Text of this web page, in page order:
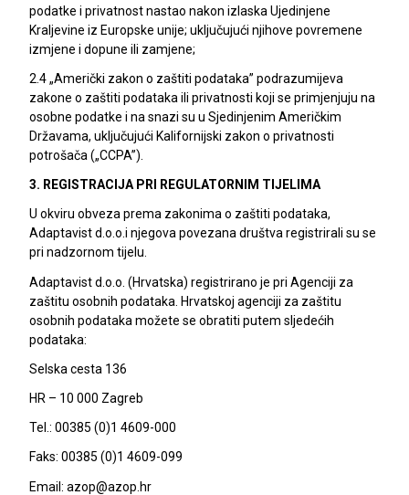
podatke i privatnost nastao nakon izlaska Ujedinjene
Kraljevine iz Europske unije; uključujući njihove povremene
izmjene i dopune ili zamjene;
2.4 „Američki zakon o zaštiti podataka” podrazumijeva
zakone o zaštiti podataka ili privatnosti koji se primjenjuju na
osobne podatke i na snazi su u Sjedinjenim Američkim
Državama, uključujući Kalifornijski zakon o privatnosti
potrošača („CCPA”).
3. REGISTRACIJA PRI REGULATORNIM TIJELIMA
U okviru obveza prema zakonima o zaštiti podataka,
Adaptavist d.o.o.i njegova povezana društva registrirali su se
pri nadzornom tijelu.
Adaptavist d.o.o. (Hrvatska) registrirano je pri Agenciji za
zaštitu osobnih podataka. Hrvatskoj agenciji za zaštitu
osobnih podataka možete se obratiti putem sljedećih
podataka:
Selska cesta 136
HR – 10 000 Zagreb
Tel.: 00385 (0)1 4609-000
Faks: 00385 (0)1 4609-099
Email: azop@azop.hr